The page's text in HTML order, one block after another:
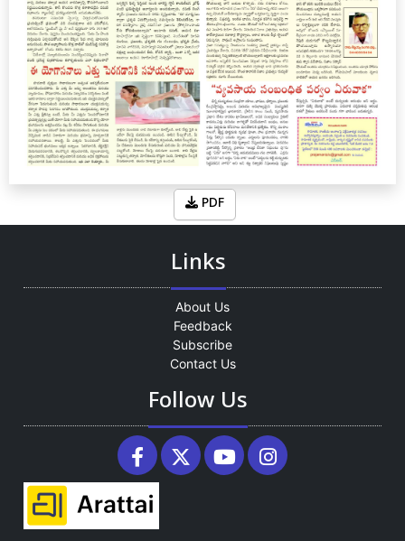
PDF
Links
About Us
Feedback
Subscribe
Contact Us
Follow Us